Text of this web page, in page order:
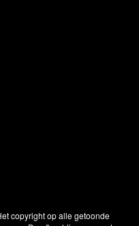
copyright op alle getoonde